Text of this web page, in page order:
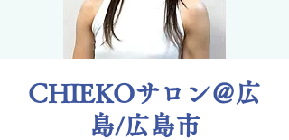
CHIEKOサロン＠広
島/広島市